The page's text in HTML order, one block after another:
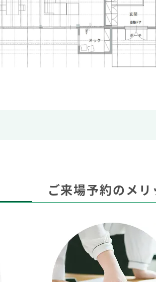
ご来場予約のメリ